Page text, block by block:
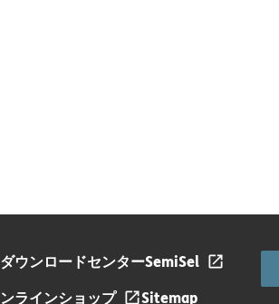
ダウンロードセンターSemiSel
ンラインショップ
Sitemap